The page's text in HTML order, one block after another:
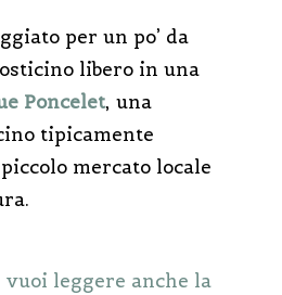
per un po’ da
libero in una
Poncelet, una
tipicamente
mercato locale
vuoi leggere anche la